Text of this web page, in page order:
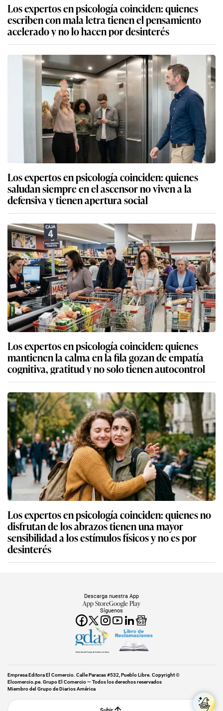
Los expertos en psicología coinciden: quienes
escriben con mala letra tienen el pensamiento
acelerado y no lo hacen por desinterés
Los expertos en psicología coinciden: quienes
saludan siempre en el ascensor no viven a la
defensiva y tienen apertura social
Los expertos en psicología coinciden: quienes
mantienen la calma en la fila gozan de empatía
cognitiva, gratitud y no solo tienen autocontrol
Los expertos en psicología coinciden: quienes no
disfrutan de los abrazos tienen una mayor
sensibilidad a los estímulos físicos y no es por
desinterés
Síguenos
Descarga nuestra App
App StoreGoogle Play
Miembro del Grupo de Diarios América
Empresa Editora El Comercio. Calle Paracas #532, Pueblo Libre. Copyright ©
Elcomercio.pe. Grupo El Comercio — Todos los derechos reservados
Miembro del Grupo de Diarios América